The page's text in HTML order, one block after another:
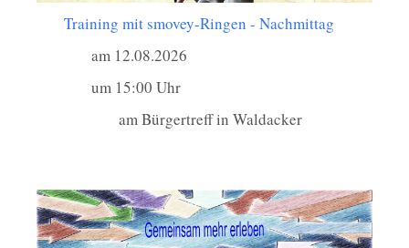
Training mit smovey-Ringen - Nachmittag
am 12.08.2026
um 15:00 Uhr
am Bürgertreff in Waldacker